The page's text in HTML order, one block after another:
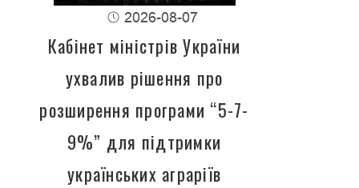
2026-08-07
Кабінет міністрів України
ухвалив рішення про
розширення програми “5-7-
9%” для підтримки
українських аграріїв